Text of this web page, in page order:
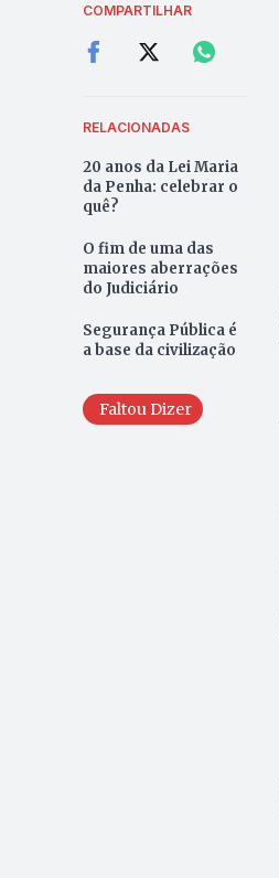
COMPARTILHAR
RELACIONADAS
20 anos da Lei Maria
da Penha: celebrar o
quê?
O fim de uma das
maiores aberrações
do Judiciário
Segurança Pública é
a base da civilização
Faltou Dizer